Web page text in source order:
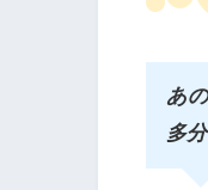
あ
多